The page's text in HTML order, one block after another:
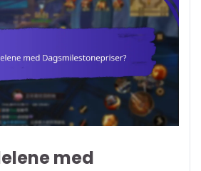
med